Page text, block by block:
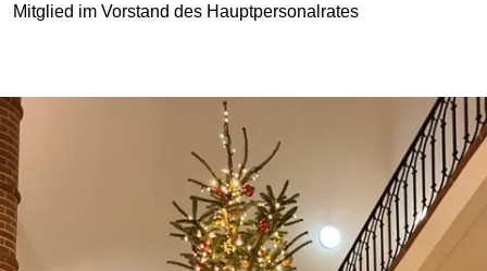
Mitglied im Vorstand des Hauptpersonalrates